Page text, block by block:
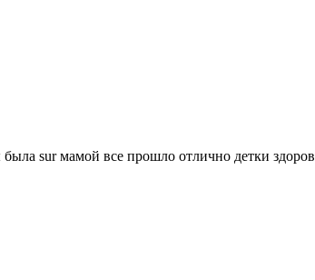
sur мамой все прошло отлично детки